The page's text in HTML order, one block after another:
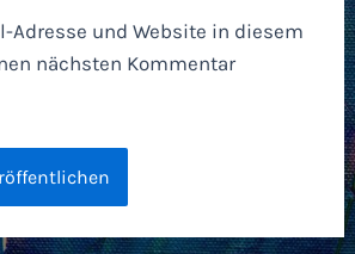
Adresse und Website in diesem
nächsten Kommentar